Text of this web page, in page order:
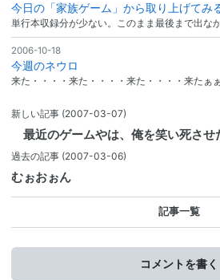
今日の「家族ゲーム」から取り上げてみ
単行本収録分が少ない。このまま最後まで出な
2006-10-18
今週のネウロ
来た・・・・来た・・・・来た・・・・来たぁ
新しい記事 (2007-03-07)
最近のゲームやは、俺を笑い死させ
過去の記事 (2007-03-06)
むぉおぉん
記事一覧
コメントを書く